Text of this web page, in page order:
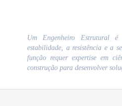
Um Engenheiro Estrutural
estabilidade, a resistência e a
função requer expertise em
construção para desenvolver